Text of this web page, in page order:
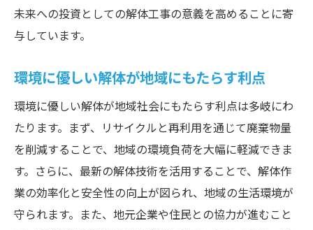
未来への投資としての解体工事の意義を高めることに寄
与しています。
環境に優しい解体が地域にもたらす利点
環境に優しい解体が地域社会にもたらす利点は多岐にわ
たります。まず、リサイクルと再利用を通じて廃棄物量
を削減することで、地域の環境負荷を大幅に軽減できま
す。さらに、最新の解体技術を活用することで、解体作
業の効率化と安全性の向上が図られ、地域の生活環境が
守られます。また、地元企業や住民との協力が進むこと